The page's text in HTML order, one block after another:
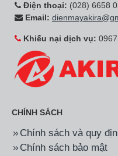
Điện thoại: (028) 6658
Email:
Khiếu nại dịch vụ:
CHÍNH SÁCH
Chính sách và quy
Chính sách bảo mật